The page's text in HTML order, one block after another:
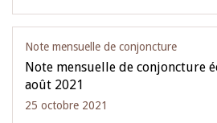
Note mensuelle de conjoncture
Note mensuelle de conjoncture
août 2021
25 octobre 2021